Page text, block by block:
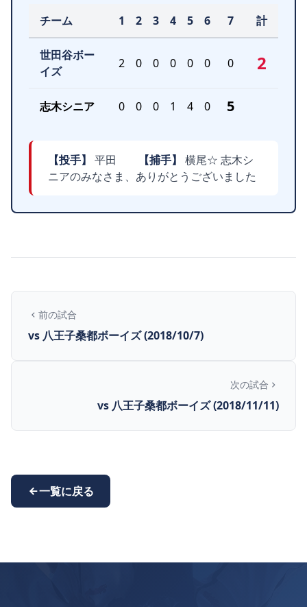
チーム 1 2 3 4 5 6 7 計
世田谷ボー
イズ
2 0 0 0 0 0 0 2
志木シニア 0 0 0 1 4 0 5
【投手】 平田 【捕手】
横尾☆ 志木シ
ニアのみなさま、ありがとうございました
前の試合
vs 八王子桑都ボーイズ (2018/10/7)
次の試合
vs 八王子桑都ボーイズ (2018/11/11)
一覧に戻る